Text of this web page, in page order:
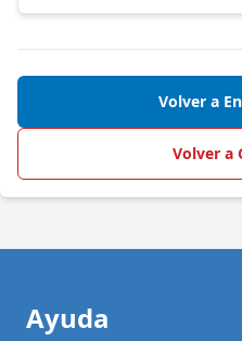
Volver a
Volver a
Ayuda